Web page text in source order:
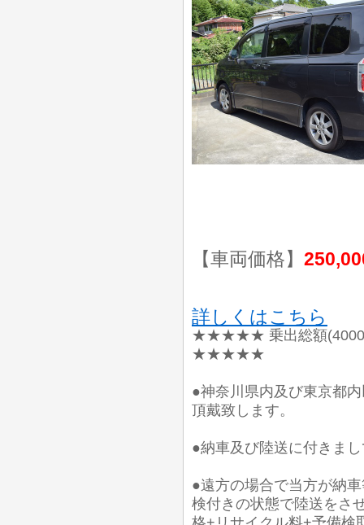
【車両価格】
詳しくはこちら
★★★★★ 乗出総額
★★★★★
●神奈川県内及び東京都
頂戴致します。
●納車及び陸送に付きま
●遠方の場合で当方が納
検付きの状態で陸送をさ